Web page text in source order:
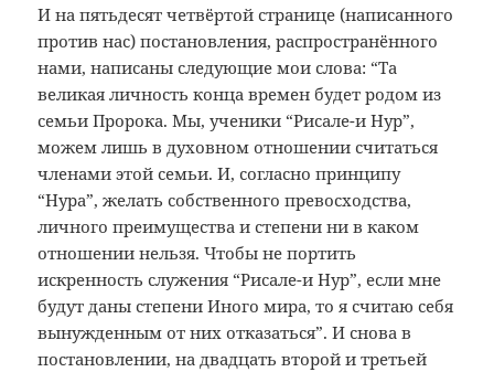
И на пятьдесят четвёртой странице (написанного
против нас) постановления, распространённого
нами, написаны следующие мои слова: “Та
великая личность конца времен будет родом из
семьи Пророка. Мы, ученики “Рисале-и Нур”,
можем лишь в духовном отношении считаться
членами этой семьи. И, согласно принципу
“Нура”, желать собственного превосходства,
личного преимущества и степени ни в каком
отношении нельзя. Чтобы не портить
искренность служения “Рисале-и Нур”, если мне
будут даны степени Иного мира, то я считаю себя
вынужденным от них отказаться”. И снова в
постановлении, на двадцать второй и третьей